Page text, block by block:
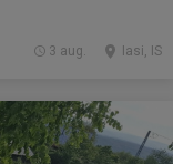
Iasi, IS
3 aug.